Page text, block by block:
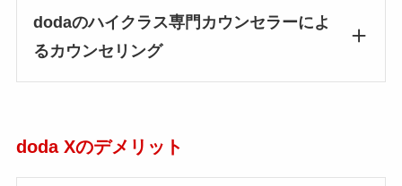
dodaのハイクラス専門カウンセラーによ
るカウンセリング
doda Xのデメリット